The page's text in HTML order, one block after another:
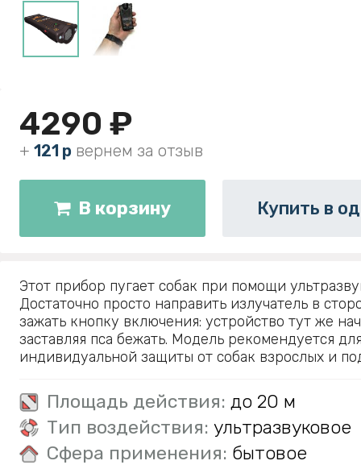
4290 ₽
+ 121 р вернем за отзыв
В корзину Купить в
Этот прибор пугает собак при помощи
Достаточно просто направить излучатель в
зажать кнопку включения: устройство тут же
заставляя пса бежать. Модель рекомендуется
индивидуальной защиты от собак взрослых и
Площадь действия: до 20 м
Тип воздействия: ультразвуковое
Сфера применения: бытовое